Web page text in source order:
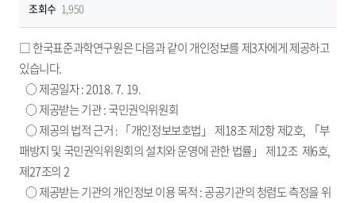
조회수 1,950
□ 한국표준과학연구원은 다음과 같이 개인정보를 제3자에게 제공하고
있습니다.
○ 제공일자 : 2018. 7. 19.
○ 제공받는 기관 : 국민권익위원회
○ 제공의 법적 근거 : 「개인정보보호법」 제18조 제2항 제2호, 「부
패방지 및 국민권익위원회의 설치와 운영에 관한 법률」 제12조 제6호,
제27조의 2
○ 제공받는 기관의 개인정보 이용 목적 : 공공기관의 청렴도 측정을 위